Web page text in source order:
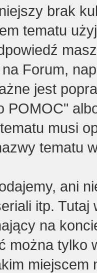
brak
tematu
Forum,
jest
POMOC"
musi
tematu
ani
itp. Tutaj
na
można tylko
miejscem